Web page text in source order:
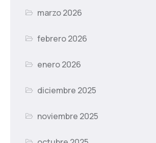
marzo 2026
febrero 2026
enero 2026
diciembre 2025
noviembre 2025